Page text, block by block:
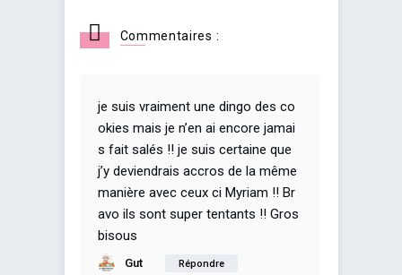
Commentaires :
je suis vraiment une dingo des co
okies mais je n’en ai encore jamai
s fait salés !! je suis certaine que
j’y deviendrais accros de la même
manière avec ceux ci Myriam !! Br
avo ils sont super tentants !! Gros
bisous
Gut Répondre